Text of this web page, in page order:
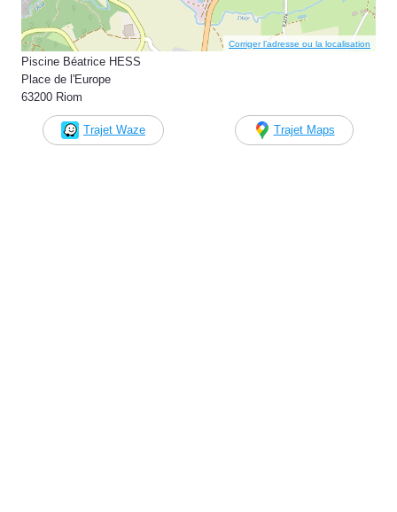
Corriger l’adresse ou la localisation
Piscine Béatrice HESS
Place de l'Europe
63200 Riom
Trajet Waze Trajet Maps